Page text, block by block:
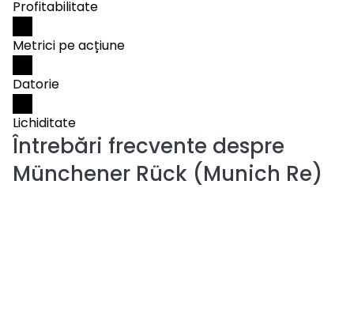
Profitabilitate
Metrici pe acțiune
Datorie
Lichiditate
Întrebări frecvente despre
Münchener Rück (Munich Re)